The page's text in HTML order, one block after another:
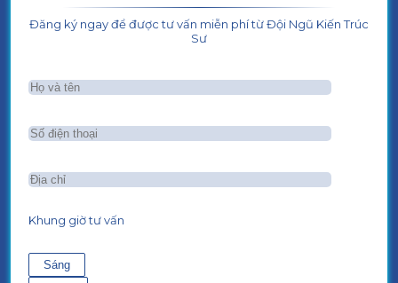
Đăng ký ngay để được tư vấn miễn phí từ Đội Ngũ Kiến Trúc
Sư
Khung giờ tư vấn
Sáng